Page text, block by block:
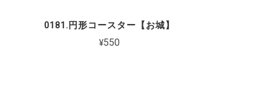
0181.円形コースター【お城】
¥550